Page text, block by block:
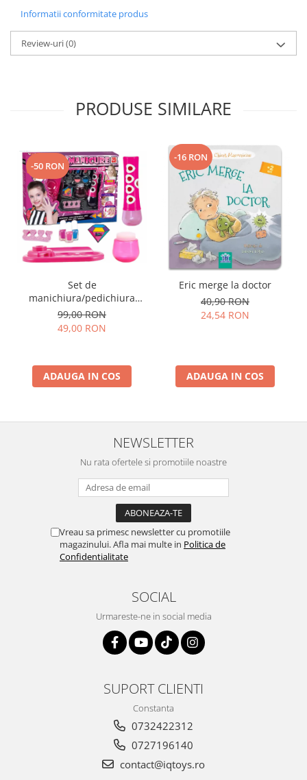
Informatii conformitate produs
Review-uri(0)
PRODUSE SIMILARE
-50 RON
Set de
manichiura/pedichiura
pentru copii si accesorii, +5
ani, 37 x 27 x 6 cm
99,00 RON
49,00 RON
ADAUGA IN COS
-16 RON
Eric merge la doctor
40,90 RON
24,54 RON
ADAUGA IN COS
NEWSLETTER
Nu rata ofertele si promotiile noastre
Vreau sa primesc newsletter cu promotiile
magazinului. Afla mai multe in Politica de
Confidentialitate
SOCIAL
Urmareste-ne in social media
SUPORT CLIENTI
Constanta
0732422312
0727196140
contact@iqtoys.ro